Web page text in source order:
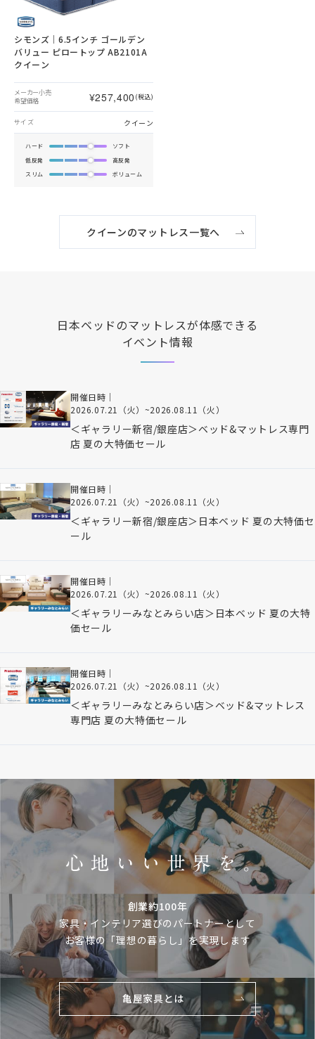
シモンズ｜6.5インチ ゴールデン
バリュー ピロートップ AB2101A
クイーン
メーカー小売
希望価格
¥257,400 (税込)
サイズ クイーン
ハード
ソフト
低反発
高反発
スリム
ボリューム
クイーンのマットレス一覧へ
日本ベッド のマットレスが体感できる
イベント情報
開催日時｜
2026.07.21（火） ~2026.08.11（火）
＜ギャラリー新宿/銀座店＞ベッド&マットレス専門
店 夏の大特価セール
開催日時｜
2026.07.21（火） ~2026.08.11（火）
＜ギャラリー新宿/銀座店＞日本ベッド 夏の大特価セ
ール
開催日時｜
2026.07.21（火） ~2026.08.11（火）
＜ギャラリーみなとみらい店＞日本ベッド 夏の大特
価セール
開催日時｜
2026.07.21（火） ~2026.08.11（火）
＜ギャラリーみなとみらい店＞ベッド&マットレス
専門店 夏の大特価セール
創業約100年
家具・インテリア選びのパートナーとして
お客様の「理想の暮らし」を実現します
亀屋家具とは